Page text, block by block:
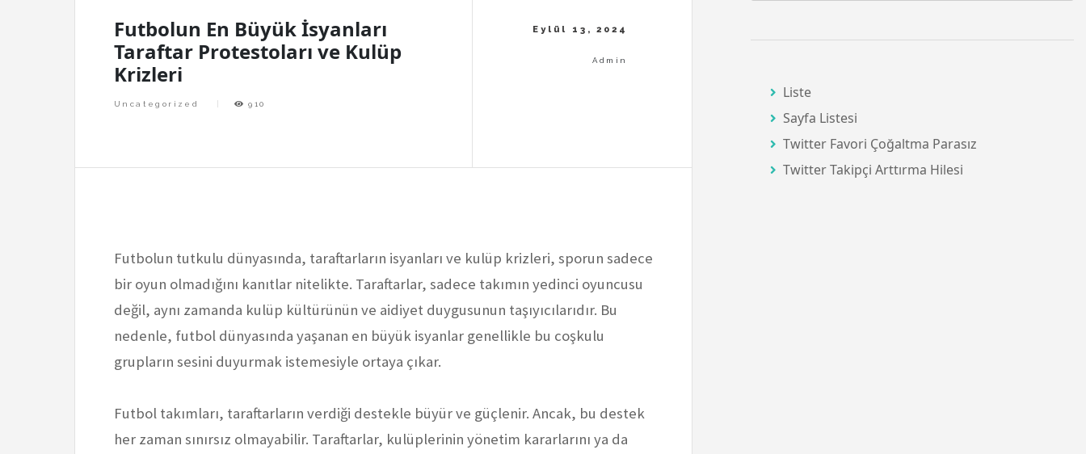
Futbolun En Büyük İsyanları
Taraftar Protestoları ve Kulüp
Krizleri
Uncategorized 910
Futbolun tutkulu dünyasında, taraftarların isyanları ve kulüp krizleri, sporun sadece
bir oyun olmadığını kanıtlar nitelikte. Taraftarlar, sadece takımın yedinci oyuncusu
değil, aynı zamanda kulüp kültürünün ve aidiyet duygusunun taşıyıcılarıdır. Bu
nedenle, futbol dünyasında yaşanan en büyük isyanlar genellikle bu coşkulu
grupların sesini duyurmak istemesiyle ortaya çıkar.
Futbol takımları, taraftarların verdiği destekle büyür ve güçlenir. Ancak, bu destek
her zaman sınırsız olmayabilir. Taraftarlar, kulüplerinin yönetim kararlarını ya da
Liste
Sayfa Listesi
Twitter Favori Çoğaltma Parasız
Twitter Takipçi Arttırma Hilesi